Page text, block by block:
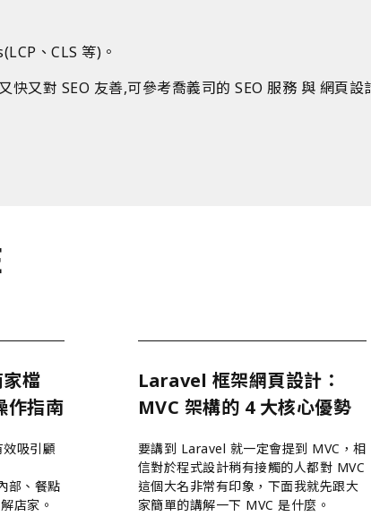
、CLS 等)。
快又對 SEO 友善,可參考喬義司的 SEO 服務 與 網頁設
檔
作指南
吸引顧
部、餐點
店家。
Laravel 框架網頁設計：
MVC 架構的 4 大核心優勢
要講到 Laravel 就一定會提到 MVC，相
信對於程式設計稍有接觸的人都對 MVC
這個大名非常有印象，下面我就先跟大
家簡單的講解一下 MVC 是什麼。